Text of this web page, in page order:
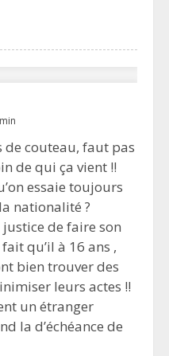
couteau, faut pas
de qui ça vient !!
essaie toujours
nationalité ?
de faire son
qu’il à 16 ans ,
bien trouver des
leurs actes !!
un étranger
la d’échéance de